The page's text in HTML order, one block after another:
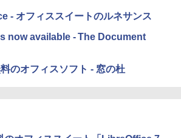
- オフィススイートのルネサンス
now available - The Document
のオフィスソフト - 窓の杜